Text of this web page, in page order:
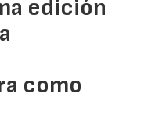
edición
como